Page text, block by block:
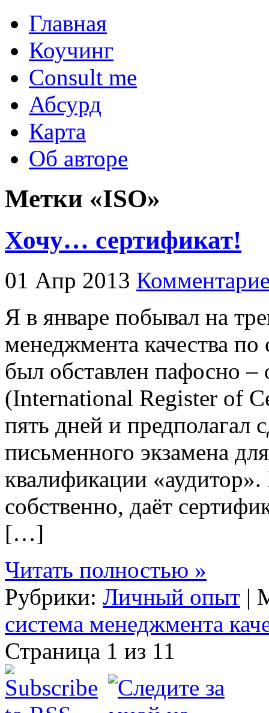
Главная
Коучинг
Consult me
Абсурд
Карта
Об авторе
Метки «ISO»
Хочу… сертификат!
01 Апр 2013
Я в январе побывал на
менеджмента качества
был обставлен пафосно
(International Register of
пять дней и предполагал
письменного экзамена
квалификации
собственно, даёт
[…]
Читать полностью »
Рубрики: Личный опыт |
система менеджмента
Страница 1 из 11